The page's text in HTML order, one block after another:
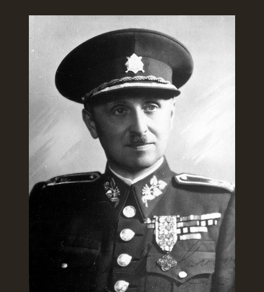
RUDÝ HLADOMOR: STALINOVA VÁLKA NA UKRAJINĚ
KATYŇSKÝ MASAKR
OSTATNÍ ZLOČINY KOMUNISMU
ČERNÁ KNIHA NACIONÁLNÍHO SOCIALISMU
ZLOČINY NACIONÁLNÍHO SOCIALISMU: FAKTA
NÁVŠTĚVNÍ KNIHA
© 2026 eStránky.cz |RSS